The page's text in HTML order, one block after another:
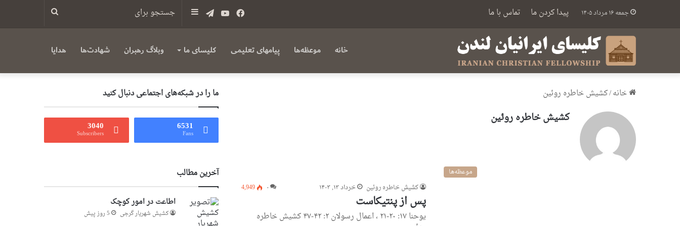
جمعه ۱۶ مرداد ۱۴۰۵ پیدا کردن ما تماس با ما سایدبار تلگرامیوتیوب فیس
خانه موعظه‌ها پیامهای تعلیمی کلیسای ما وبلاگ رهبران شهادت‌ها هدایا
خانه/کشیش خاطره روئین
کشیش خاطره روئین
موعظه‌ها
کشیش خاطره روئین
خرداد ۱۳, ۱۴۰۳ ۰ 4,949
پس از پنتیکاست
یوحنا ۱۷: ۲۰-۲۱ ، اعمال رسولان ۲: ۴۲-۴۷ کشیش خاطره
ما را در شبکه‌های اجتماعی دنبال کنید
6531
Fans
3040
Subscribers
آخرین مطالب
اطاعت در امور کوچک
کشیش شهریار گرجى 5 روز پیش